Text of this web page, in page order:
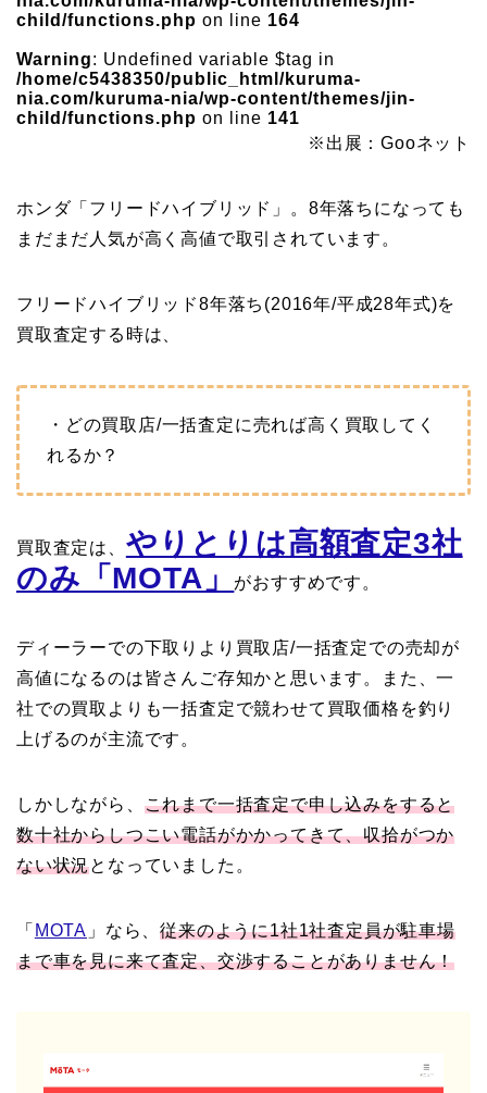
child/functions.php on line 164
Warning: Undefined variable $tag in
/home/c5438350/public_html/kuruma-
nia.com/kuruma-nia/wp-content/themes/jin-
child/functions.php on line 141
※出展：Gooネット
ホンダ「フリードハイブリッド」。8年落ちになっても
まだまだ人気が高く高値で取引されています。
フリードハイブリッド8年落ち(2016年/平成28年式)を
買取査定する時は、
・どの買取店/一括査定に売れば高く買取してく
れるか？
買取査定は、 やりとりは高額査定3社
のみ「MOTA」
がおすすめです。
ディーラーでの下取りより買取店/一括査定での売却が
高値になるのは皆さんご存知かと思います。また、一
社での買取よりも一括査定で競わせて買取価格を釣り
上げるのが主流です。
しかしながら、 これまで一括査定で申し込みをすると
数十社からしつこい電話がかかってきて、収拾がつか
ない状況となっていました。
「 MOTA 」なら、従来のように1社1社査定員が駐車場
まで車を見に来て査定、交渉することがありません！